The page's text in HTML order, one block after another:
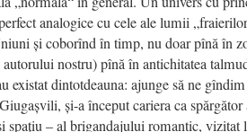
analogice cu cele ale lumii
și coborînd în timp, nu doar pînă în
autorului nostru) pînă în antichitatea
existat dintotdeauna: ajunge să ne
și-a început cariera ca
spațiu – al brigandajului romantic, vizitat